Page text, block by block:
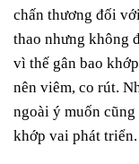
chấn thương đối
thao nhưng không
vì thế gân bao
nên viêm, co rút.
ngoài ý muốn
khớp vai phát triển.